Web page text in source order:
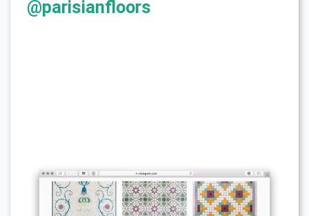
@parisianfloors